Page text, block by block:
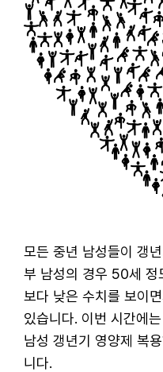
모든 중년 남성들이 갱
부 남성의 경우 50세 정
보다 낮은 수치를 보이
있습니다. 이번 시간에
남성 갱년기 영양제 복
니다.